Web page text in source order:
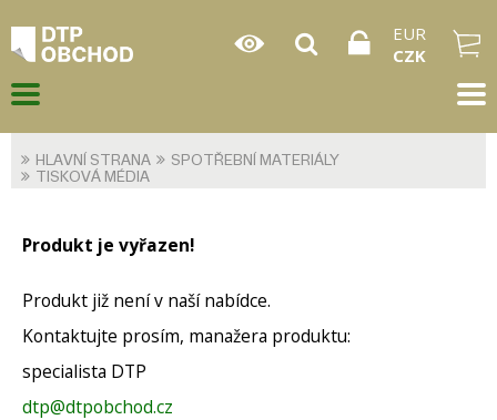
EUR
CZK
HLAVNÍ STRANA
SPOTŘEBNÍ MATERIÁLY
TISKOVÁ MÉDIA
Produkt je vyřazen!
Produkt již není v naší nabídce.
Kontaktujte prosím, manažera produktu:
specialista DTP
dtp@dtpobchod.cz